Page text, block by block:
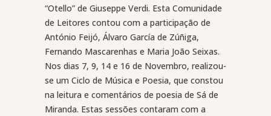
“Otello” de Giuseppe Verdi. Esta Comunidade
de Leitores contou com a participação de
António Feijó, Álvaro García de Zúñiga,
Fernando Mascarenhas e Maria João Seixas.
Nos dias 7, 9, 14 e 16 de Novembro, realizou-
se um Ciclo de Música e Poesia, que constou
na leitura e comentários de poesia de Sá de
Miranda. Estas sessões contaram com a